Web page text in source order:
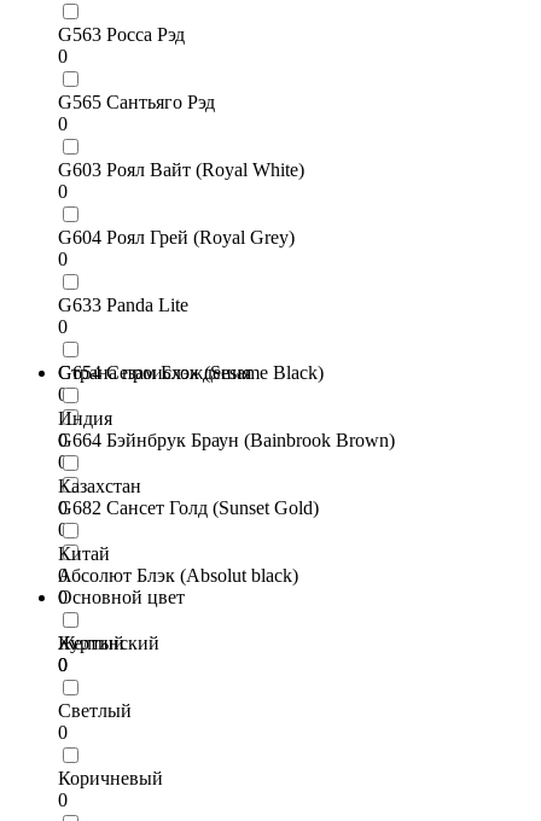
G563 Росса Рэд
0
G565 Сантьяго Рэд
0
G603 Роял Вайт (Royal White)
0
G604 Роял Грей (Royal Grey)
0
G633 Panda Lite
0
G654 Сезам Блэк (Sesame Black)
0
G664 Бэйнбрук Браун (Bainbrook Brown)
0
G682 Сансет Голд (Sunset Gold)
0
Абсолют Блэк (Absolut black)
0
Куртинский
0
Страна происхождения
Индия
0
Казахстан
0
Китай
0
Основной цвет
Желтый
0
Светлый
0
Коричневый
0